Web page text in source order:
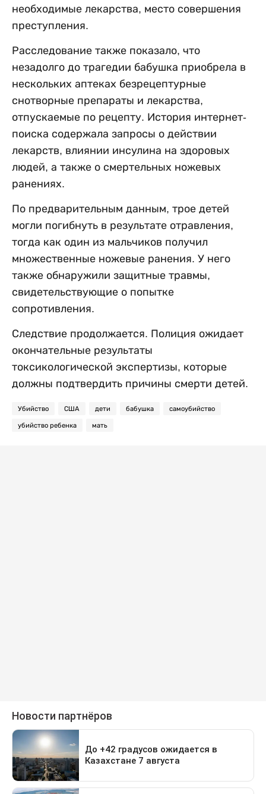
необходимые лекарства, место совершения
преступления.
Расследование также показало, что
незадолго до трагедии бабушка приобрела в
нескольких аптеках безрецептурные
снотворные препараты и лекарства,
отпускаемые по рецепту. История интернет-
поиска содержала запросы о действии
лекарств, влиянии инсулина на здоровых
людей, а также о смертельных ножевых
ранениях.
По предварительным данным, трое детей
могли погибнуть в результате отравления,
тогда как один из мальчиков получил
множественные ножевые ранения. У него
также обнаружили защитные травмы,
свидетельствующие о попытке
сопротивления.
Следствие продолжается. Полиция ожидает
окончательные результаты
токсикологической экспертизы, которые
должны подтвердить причины смерти детей.
Убийство США дети бабушка самоубийство
убийство ребенка мать